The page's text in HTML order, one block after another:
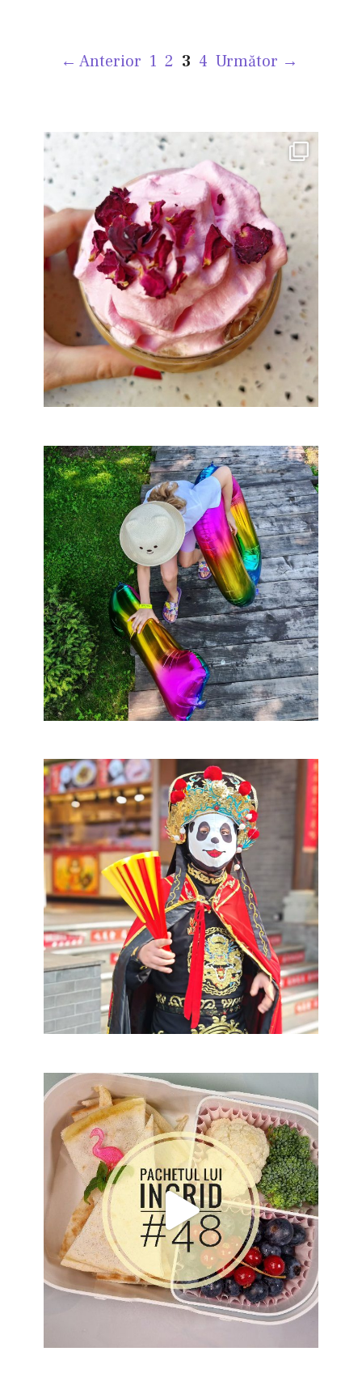
← Anterior Pagina
1 Pagina
2 Pagina
3 Pagina
4 Următor →